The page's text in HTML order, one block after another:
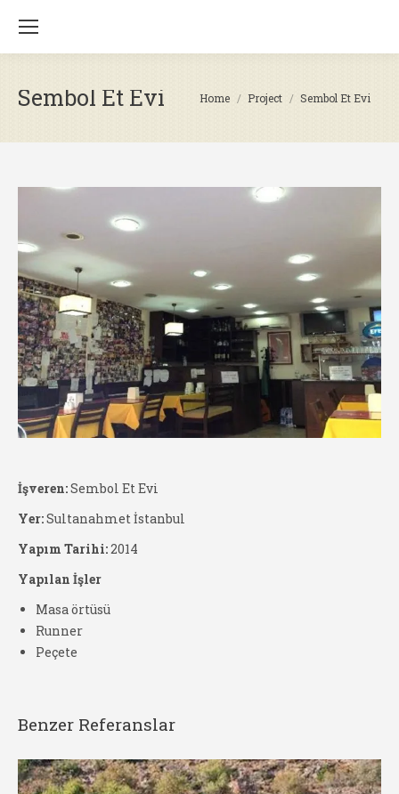
Sembol Et Evi You are here:
Home Project Sembol Et Evi
İşveren:Sembol Et Evi
Yer:Sultanahmet İstanbul
Yapım Tarihi:2014
Yapılan İşler
Masa örtüsü
Runner
Peçete
Benzer Referanslar